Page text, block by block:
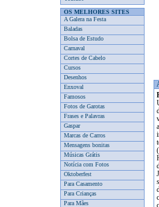
OS MELHORES SITES
A Galera na Festa
Baladas
Bolsa de Estudo
Carnaval
Cortes de Cabelo
Cursos
Desenhos
Enxoval
Famosos
Fotos de Garotas
Frases e Palavras
Gaspar
Marcas de Carros
Mensagens bonitas
Músicas Grátis
Notícia com Fotos
Oktoberfest
Para Casamento
Para Crianças
Para Mães
Um homem qualquer, trabalhador e muito economizador